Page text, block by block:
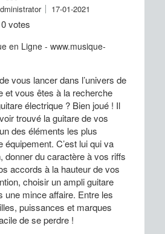
17-01-2021
votes
vous lancer dans l’univers de
et vous êtes à la recherche
électrique ? Bien joué ! Il
trouvé la guitare de vos
des éléments les plus
équipement. C’est lui qui va
donner du caractère à vos riffs
accords à la hauteur de vos
choisir un ampli guitare
une mince affaire. Entre les
puissances et marques
de se perdre !